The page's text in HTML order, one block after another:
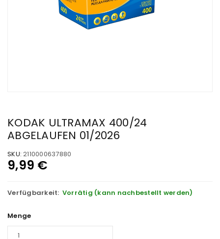
KODAK ULTRAMAX 400/24
ABGELAUFEN 01/2026
SKU: 2110000637880
9,99 €
Verfügbarkeit: Vorrätig (kann nachbestellt werden)
Menge